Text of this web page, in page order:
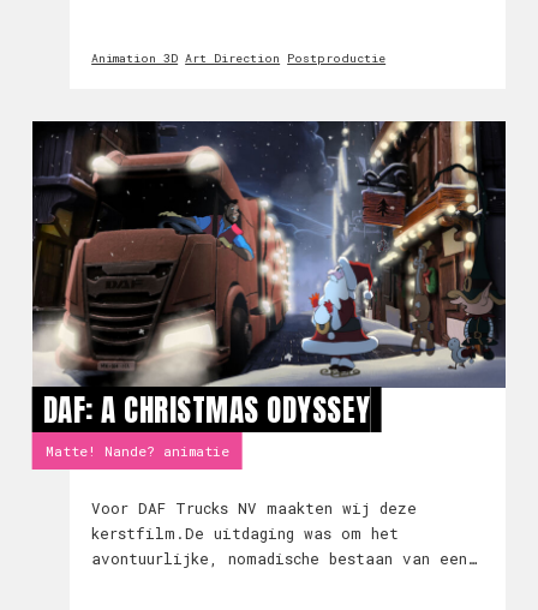
we een eerste indruk die blijft hangen.Wat
Animation 3D Art Direction Postproductie
DAF: A CHRISTMAS ODYSSEY
Matte! Nande? animatie
Voor DAF Trucks NV maakten wij deze
kerstfilm.De uitdaging was om het
avontuurlijke, nomadische bestaan van een